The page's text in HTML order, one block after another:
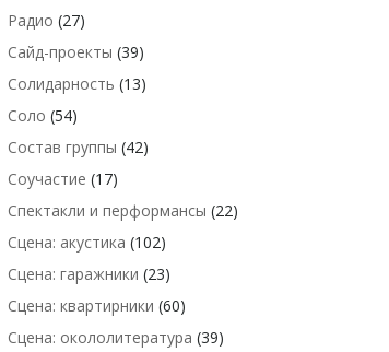
Радио (27)
Сайд-проекты (39)
Солидарность (13)
Соло (54)
Состав группы (42)
Соучастие (17)
Спектакли и перформансы (22)
Сцена: акустика (102)
Сцена: гаражники (23)
Сцена: квартирники (60)
Сцена: окололитература (39)